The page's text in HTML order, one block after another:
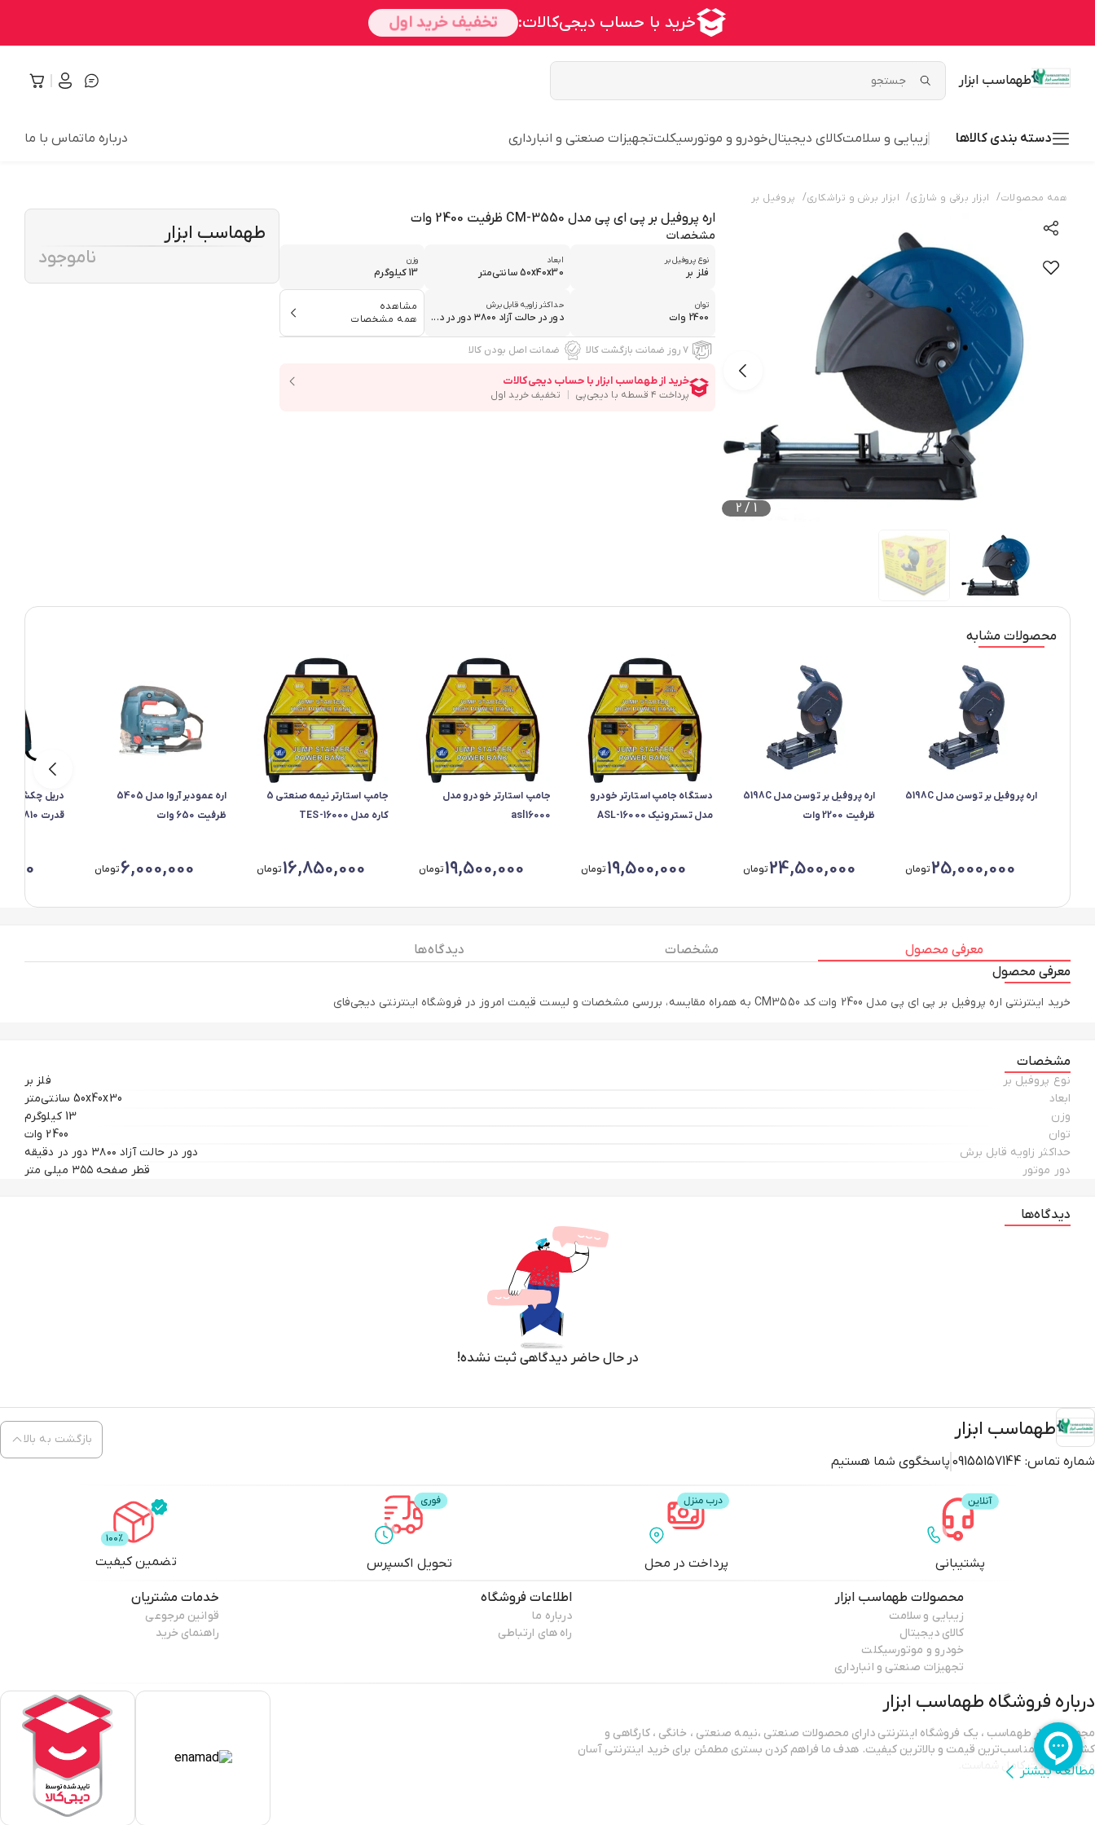
طهماسب ابزار
دسته بندی کالاها زیبایی و سلامتکالای دیجیتالخودرو و موتورسیکلتتجهیزات صنعتی و انبارداری درباره ماتماس با ما
همه محصولات/ ابزار برقی و شارژی/ ابزار برش و تراشکاری/ پروفیل بر
1
/
2
اره پروفیل بر پی ای پی مدل CM-3550 ظرفیت 2400 وات
مشخصات
نوع پروفیل بر
فلز بر
ابعاد
50x40x30 سانتی‌متر
وزن
13 کیلوگرم
توان
2400 وات
حداکثر زاویه قابل برش
دور در حالت آزاد ۳۸۰۰ دور در د...
مشاهده
همه مشخصات
۷ روز ضمانت بازگشت کالا ضمانت اصل بودن کالا
طهماسب ابزار
ناموجود
محصولات مشابه
اره پروفیل بر توسن مدل 5198C
25,000,000تومان
اره پروفیل بر توسن مدل 5198C
ظرفیت 2200 وات
24,500,000تومان
دستگاه جامپ استارتر خودرو
مدل تسترونیک ASL-16000
19,500,000تومان
جامپ استارتر خودرو مدل
asl16000
19,500,000تومان
جامپ استارتر نیمه صنعتی 5
کاره مدل TES-16000
16,850,000تومان
اره عمودبر آروا مدل 5405
ظرفیت 650 وات
6,000,000تومان
معرفی محصول مشخصات
دیدگاه ها
معرفی محصول
خرید اینترنتی اره پروفیل بر پی ای پی مدل 2400 وات کد CM3550 به همراه مقایسه، بررسی مشخصات و لیست قیمت امروز در فروشگاه اینترنتی دیجی‌فای
مشخصات
نوع پروفیل بر
فلز بر
ابعاد
50x40x30 سانتی‌متر
وزن
13 کیلوگرم
توان
2400 وات
حداکثر زاویه قابل برش
دور در حالت آزاد ۳۸۰۰ دور در دقیقه
دور موتور
قطر صفحه ۳۵۵ میلی متر
دیدگاه‌ها
در حال حاضر دیدگاهی ثبت نشده!
طهماسب ابزار
شماره تماس: 09155157144 پاسخگوی شما هستیم
بازگشت به بالا
پشتیبانی پرداخت در محل تحویل اکسپرس تضمین کیفیت
محصولات طهماسب ابزار
زیبایی و سلامت
کالای دیجیتال
خودرو و موتورسیکلت
تجهیزات صنعتی و انبارداری
اطلاعات فروشگاه
درباره ما
راه های ارتباطی
خدمات مشتریان
قوانین مرجوعی
راهنمای خرید
درباره فروشگاه طهماسب ابزار
مجموعه ابزار طهماسب ، یک فروشگاه اینترنتی دارای محصولات صنعتی ،نیمه صنعتی ، خانگی ، کارگاهی و
کشاورزی ، با مناسب‌ترین قیمت و بالاترین کیفیت. هدف ما فراهم کردن بستری مطمئن برای خرید اینترنتی آسان
و جلب رضایت کامل شماست.
مطالعه بیشتر